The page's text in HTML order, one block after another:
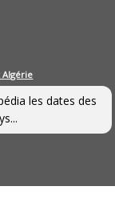
Algérie
les dates des